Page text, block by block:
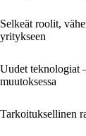
Selkeät roolit,
yritykseen
Uudet teknologiat
muutoksessa
Tarkoituksellinen